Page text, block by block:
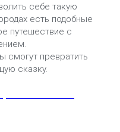
себе такую
есть подобные
путешествие с
смогут превратить
сказку.